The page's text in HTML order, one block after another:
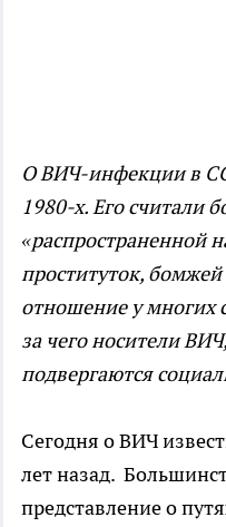
О ВИЧ-инфекции в
1980-х. Его считали
«распространенной
проституток, бомжей
отношение у многих
за чего носители
подвергаются
Сегодня о ВИЧ
лет назад.
представление о